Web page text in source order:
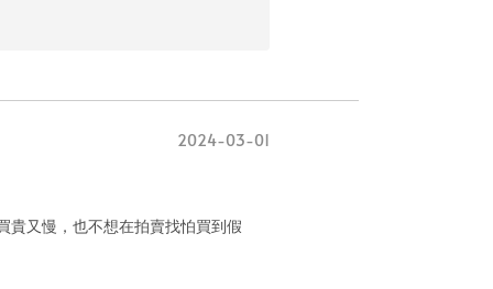
2024-03-01
貴又慢，也不想在拍賣找怕買到假